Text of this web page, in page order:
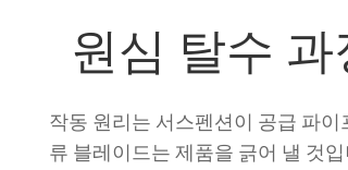
원심 탈수 과
작동 원리는 서스펜션이 공급 파
류 블레이드는 제품을 긁어 낼 것